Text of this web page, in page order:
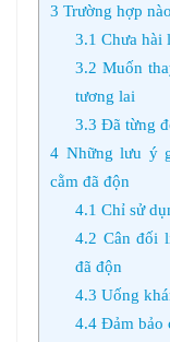
3 Trường hợp
3.1 Chưa hài
3.2 Muốn
tương lai
3.3 Đã từng
4 Những lưu ý
cằm đã độn
4.1 Chỉ sử
4.2 Cân đối
đã độn
4.3 Uống
4.4Đảm bảo